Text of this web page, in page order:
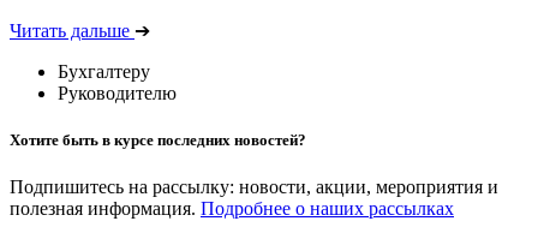
Читать дальше ➔
Бухгалтеру
Руководителю
Хотите быть в курсе последних новостей?
Подпишитесь на рассылку: новости, акции, мероприятия и
полезная информация. Подробнее о наших рассылках